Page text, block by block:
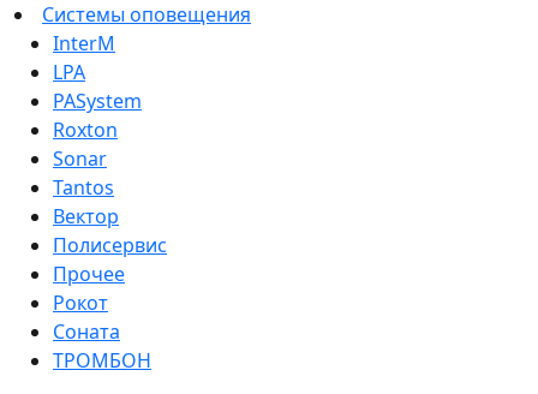
Системы оповещения
InterM
LPA
PASystem
Roxton
Sonar
Tantos
Вектор
Полисервис
Прочее
Рокот
Соната
ТРОМБОН